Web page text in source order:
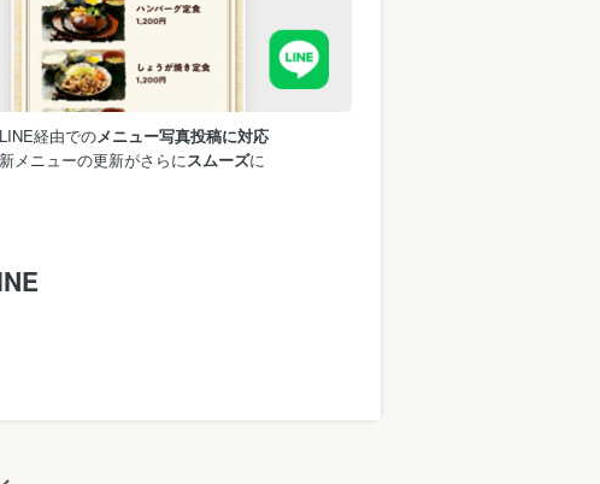
LINE経由でのメニュー写真投稿に対応
新メニューの更新がさらにスムーズに